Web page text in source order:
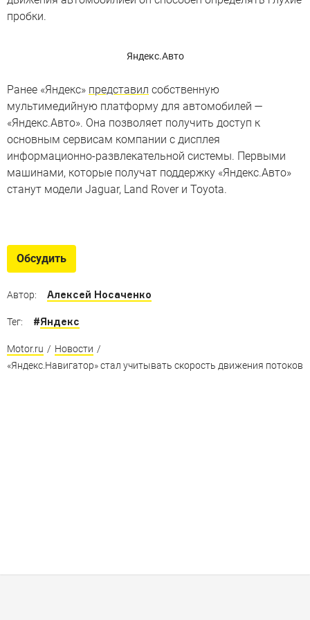
пробки.
Яндекс.Авто
Ранее «Яндекс» представил собственную
мультимедийную платформу для автомобилей —
«Яндекс.Авто». Она позволяет получить доступ к
основным сервисам компании с дисплея
информационно-развлекательной системы. Первыми
машинами, которые получат поддержку «Яндекс.Авто»
станут модели Jaguar, Land Rover и Toyota.
Рейтинг машин с самыми дружелюбным
мультимедийками от издания Wards Auto
Обсудить
Автор: Алексей Носаченко
Тег: #Яндекс
Motor.ru / Новости /
«Яндекс.Навигатор» стал учитывать скорость движения потоков